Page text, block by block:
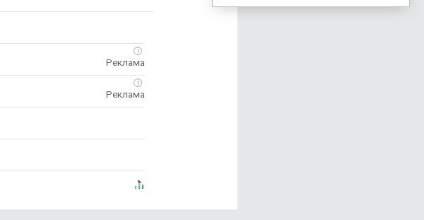
i
i